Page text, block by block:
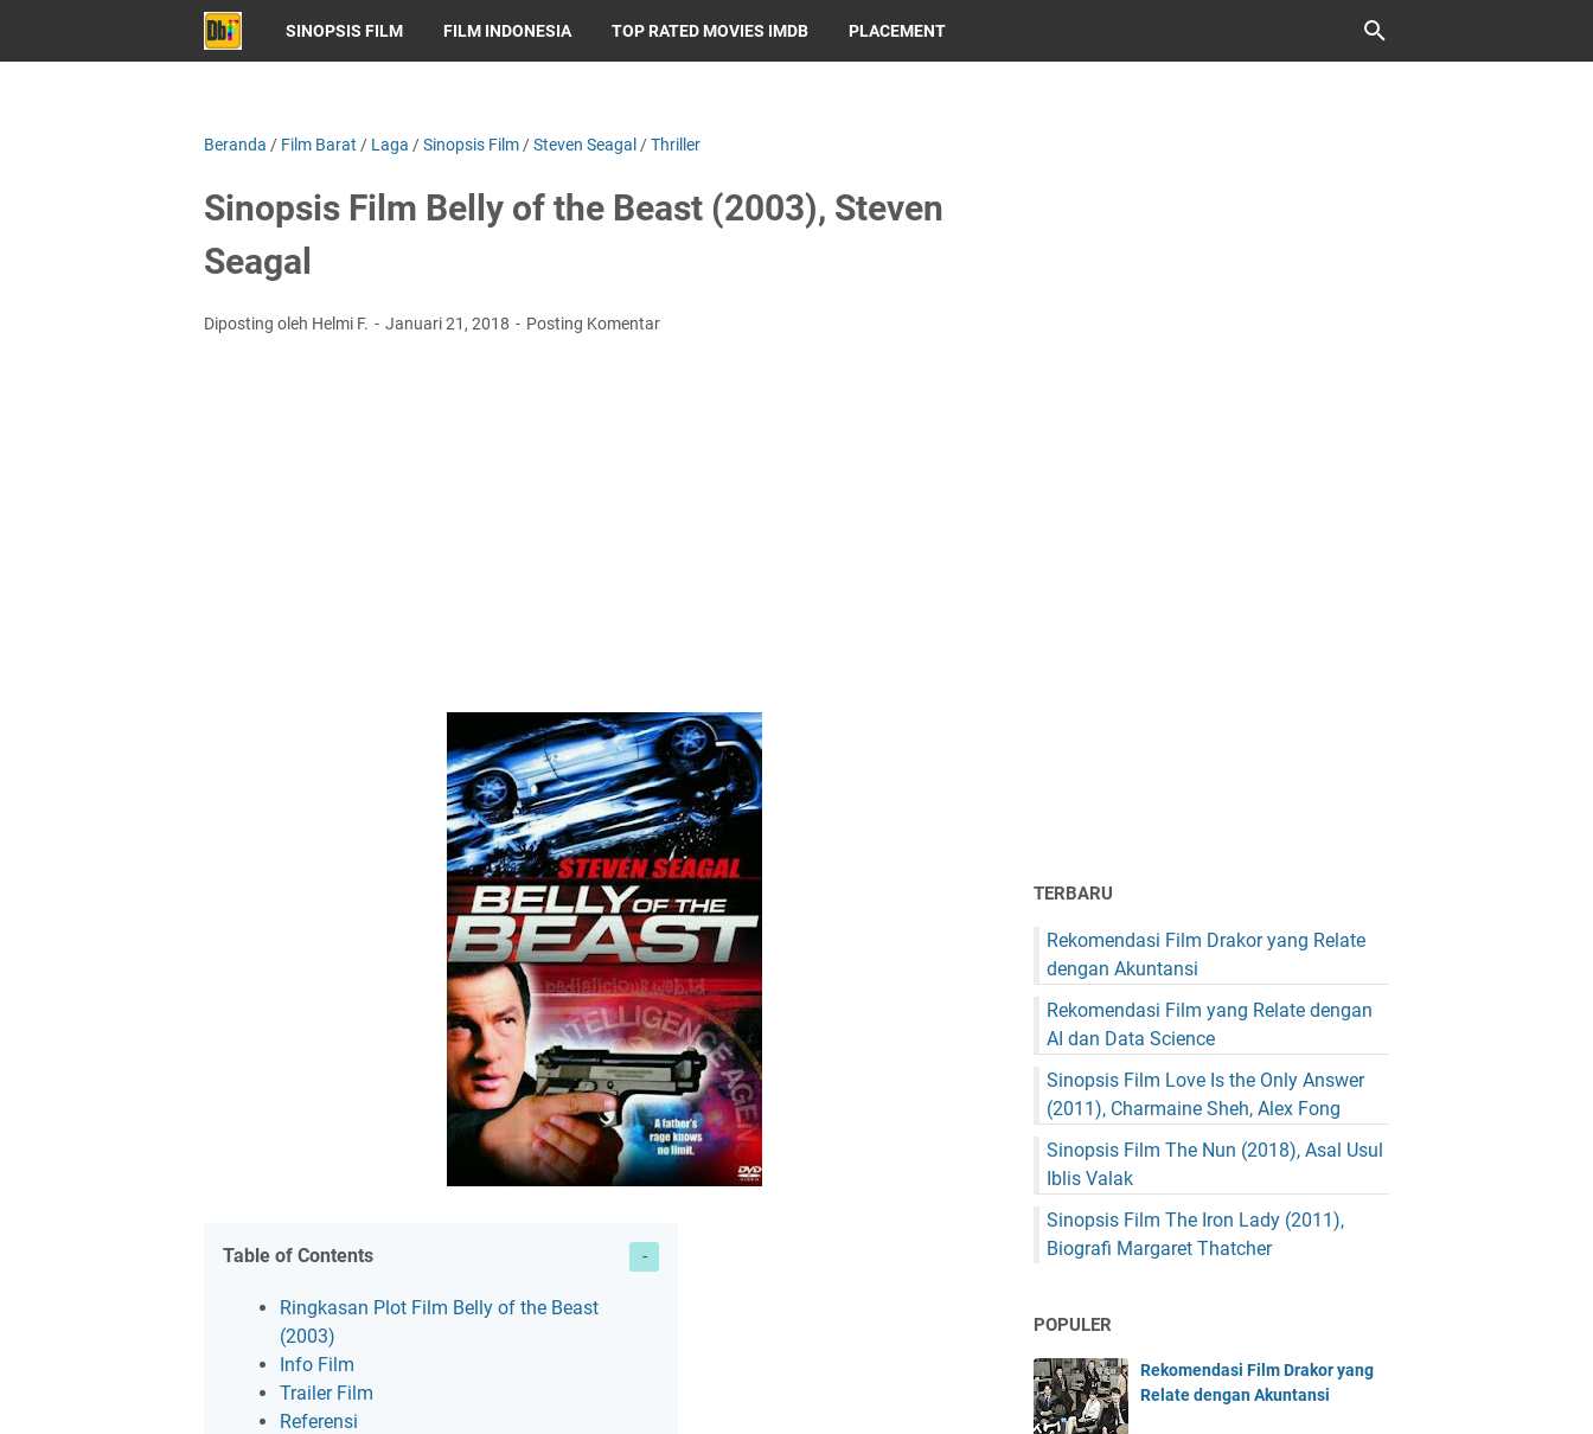
SINOPSIS FILM FILM INDONESIA TOP RATED MOVIES IMDB PLACEMENT
Beranda / Film Barat / Laga /Sinopsis Film /Steven Seagal /Thriller
Sinopsis Film Belly of the Beast (2003), Steven
Seagal
Diposting oleh Helmi F. Januari 21, 2018 Posting Komentar
Table of Contents
Ringkasan Plot Film Belly of the Beast
(2003)
Info Film
Trailer Film
Referensi
TERBARU
Rekomendasi Film Drakor yang Relate
dengan Akuntansi
Rekomendasi Film yang Relate dengan
AI dan Data Science
Sinopsis Film Love Is the Only Answer
(2011), Charmaine Sheh, Alex Fong
Sinopsis Film The Nun (2018), Asal Usul
Iblis Valak
Sinopsis Film The Iron Lady (2011),
Biografi Margaret Thatcher
POPULER
Rekomendasi Film Drakor yang
Relate dengan Akuntansi